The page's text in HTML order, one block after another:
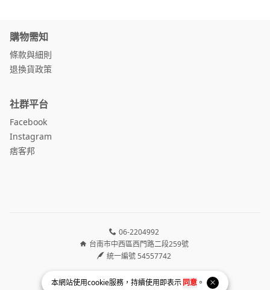
本網站使用cookie服務，持續使用即表示同意 。
購物需知
條款與細則
退換貨政策
社群平台
Facebook
Instagram
痞客邦
06-2204992
台南市中西區西門路二段259號
統一編號 54557742
Facebook page
Instagram page
Line page